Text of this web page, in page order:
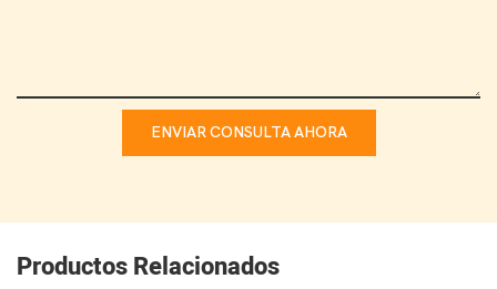
ENVIAR CONSULTA AHORA
Productos Relacionados